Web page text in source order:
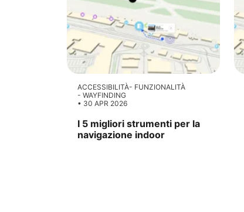
ACCESSIBILITÀ
FUNZIONALITÀ
WAYFINDING
30 APR 2026
I 5 migliori strumenti per la
navigazione indoor